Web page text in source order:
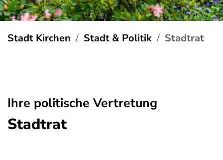
Stadt Kirchen Stadt & Politik Stadtrat
Ihre politische Vertretung
Stadtrat